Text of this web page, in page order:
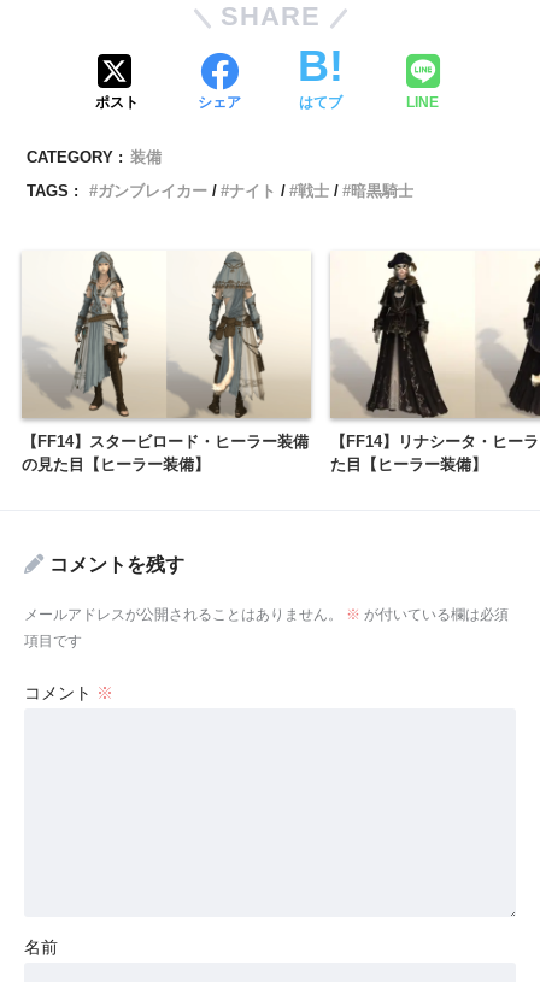
SHARE
ポスト シェア はてブ LINE
CATEGORY : 装備
TAGS :
ガンブレイカー ナイト 戦士 暗黒騎士
【FF14】スタービロード・ヒーラー装備
の見た目【ヒーラー装備】
【FF14】リナシータ・ヒー
た目【ヒーラー装備】
コメントを残す
メールアドレスが公開されることはありません。 ※ が付いている欄は必須
項目です
コメント ※
名前